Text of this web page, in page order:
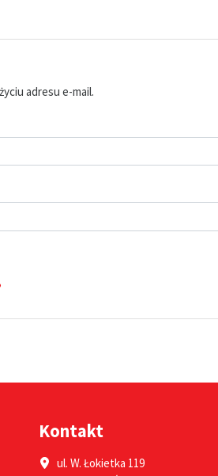
adresu e-mail.
Kontakt
ul. W. Łokietka 119